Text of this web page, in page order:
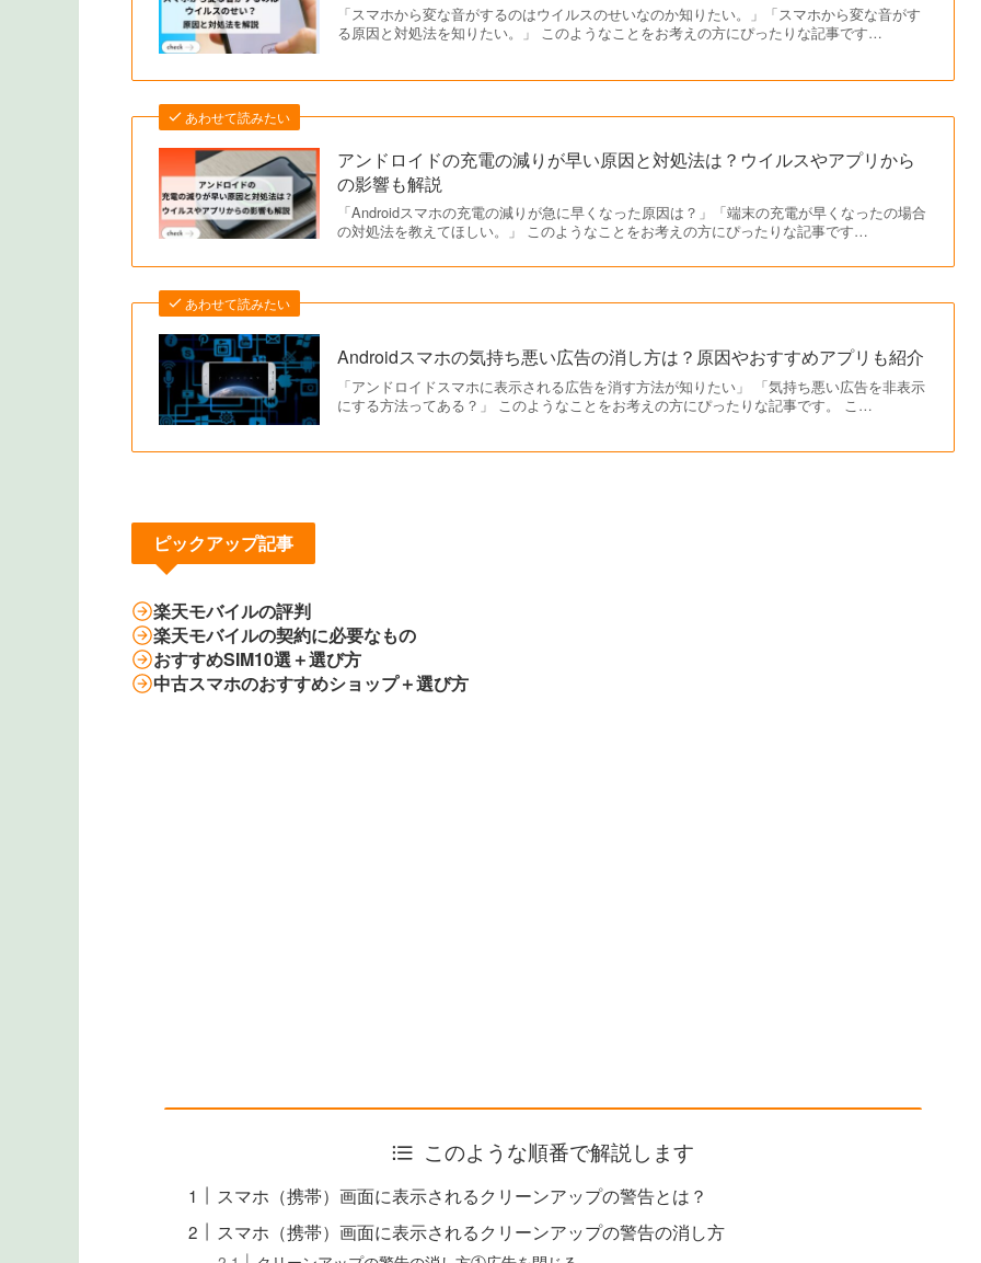
「スマホから変な音がするのはウイルスのせいなのか知りたい。」「スマホから変な音がす
る原因と対処法を知りたい。」 このようなことをお考えの方にぴったりな記事です…
あわせて読みたい
アンドロイドの充電の減りが早い原因と対処法は？ウイルスやアプリから
の影響も解説
「Androidスマホの充電の減りが急に早くなった原因は？」「端末の充電が早くなったの場合
の対処法を教えてほしい。」 このようなことをお考えの方にぴったりな記事です…
あわせて読みたい
Androidスマホの気持ち悪い広告の消し方は？原因やおすすめアプリも紹介
「アンドロイドスマホに表示される広告を消す方法が知りたい」 「気持ち悪い広告を非表示
にする方法ってある？」 このようなことをお考えの方にぴったりな記事です。 こ…
ピックアップ記事
楽天モバイルの評判
楽天モバイルの契約に必要なもの
おすすめSIM10選＋選び方
中古スマホのおすすめショップ＋選び方
このような順番で解説します
スマホ（携帯）画面に表示されるクリーンアップの警告とは？
スマホ（携帯）画面に表示されるクリーンアップの警告の消し方